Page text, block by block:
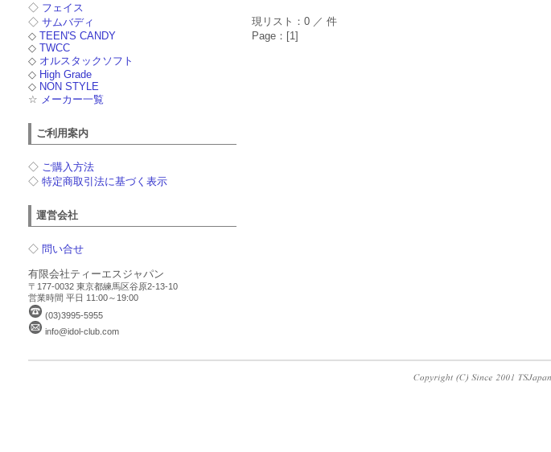
◇ フェイス
◇ サムバディ
◇ TEEN'S CANDY
◇ TWCC
◇ オルスタックソフト
◇ High Grade
◇ NON STYLE
☆ メーカー一覧
ご利用案内
◇ ご購入方法
◇ 特定商取引法に基づく表示
運営会社
◇ 問い合せ
有限会社ティーエスジャパン
〒177-0032 東京都練馬区谷原2-13-10
営業時間 平日 11:00～19:00
(03)3995-5955
info@idol-club.com
現リスト：0 ／ 件
Page：[1]